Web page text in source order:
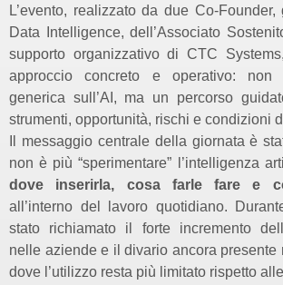
L’evento, realizzato da due Co-
Data Intelligence, dell’Associato
supporto organizzativo di CTC
approccio concreto e operativo: non
generica sull’AI, ma un percorso
strumenti, opportunità, rischi e condizioni
Il messaggio centrale della giornata è
non è più “sperimentare” l’intelligenza
dove inserirla, cosa farle fare e
all’interno del lavoro quotidiano.
stato richiamato il forte incremento
nelle aziende e il divario ancora presente
dove l’utilizzo resta più limitato rispetto